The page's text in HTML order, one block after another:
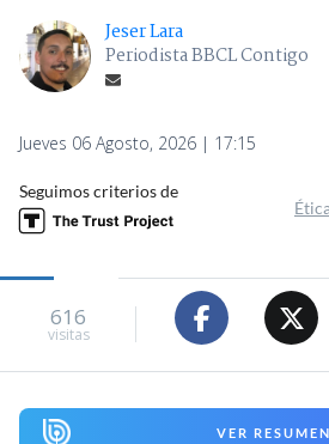
Jeser Lara
Periodista BBCL Contigo
Jueves 06 Agosto, 2026 | 17:15
Seguimos criterios de
616
visitas
VER RESUMEN